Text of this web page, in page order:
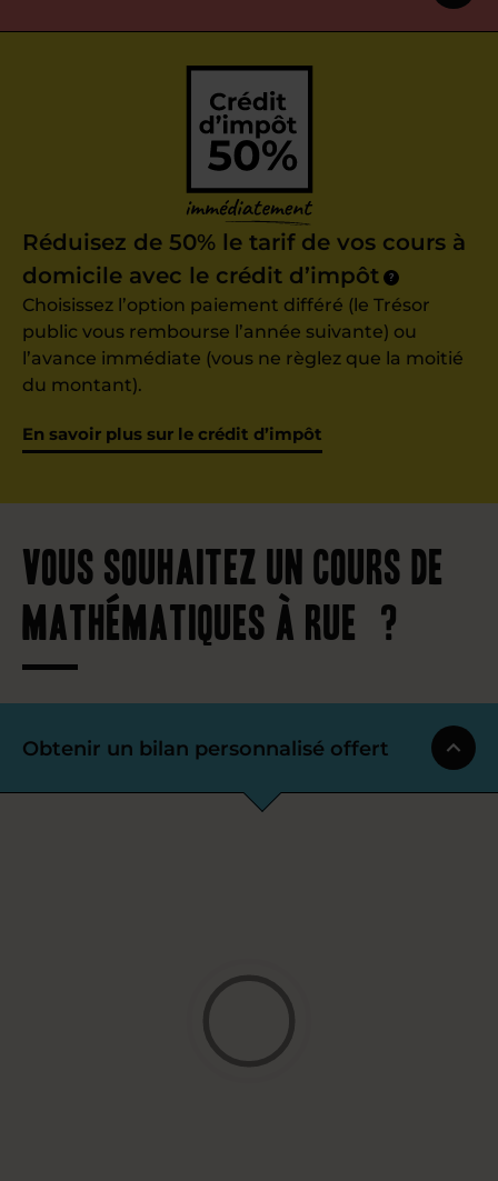
Réduisez de 50% le tarif de vos cours à
domicile avec le crédit d’impôt
?
Choisissez l’option paiement différé (le Trésor
public vous rembourse l’année suivante) ou
l’avance immédiate (vous ne règlez que la moitié
du montant).
En savoir plus sur le crédit d’impôt
Vous souhaitez un cours de
mathématiques à Rue ?
Obtenir un bilan personnalisé offert